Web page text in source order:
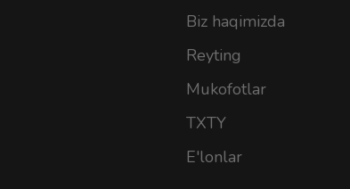
Biz haqimizda
Reyting
Mukofotlar
TXTY
E'lonlar